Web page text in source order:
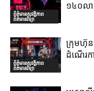
ព័ត៌មានសុវត្ថិភាព
ព័ត៌មានវិទ្យា
១៤០លា
ព័ត៌មានសុវត្ថិភាព
ព័ត៌មានវិទ្យា
ក្រុមហ៊ុន
ដំណើរក